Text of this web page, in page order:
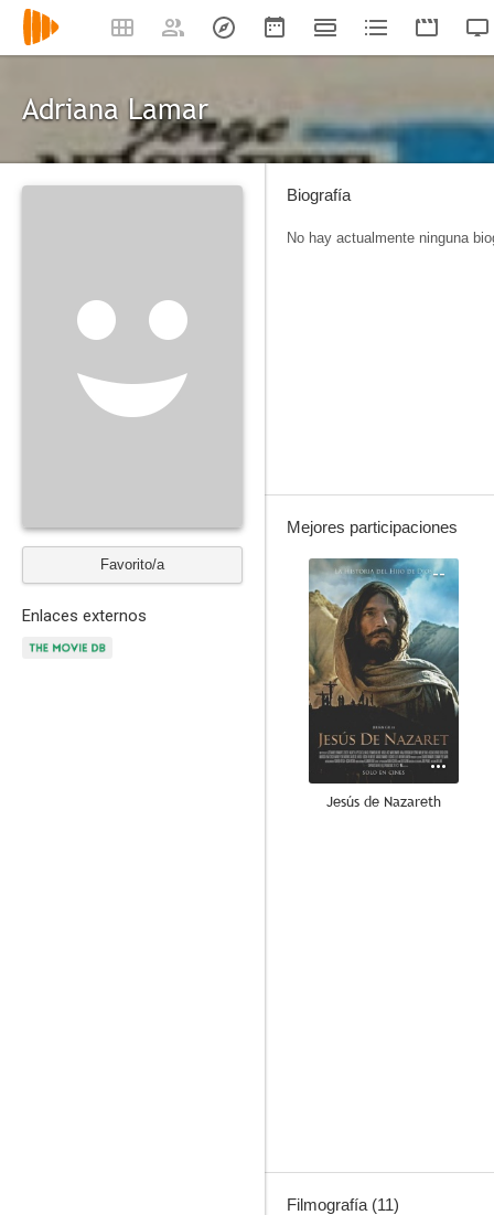
Adriana Lamar
Favorito/a
Enlaces externos
Biografía
No hay actualmente ninguna
Mejores participaciones
--
Jesús de Nazareth
Filmografía (11)